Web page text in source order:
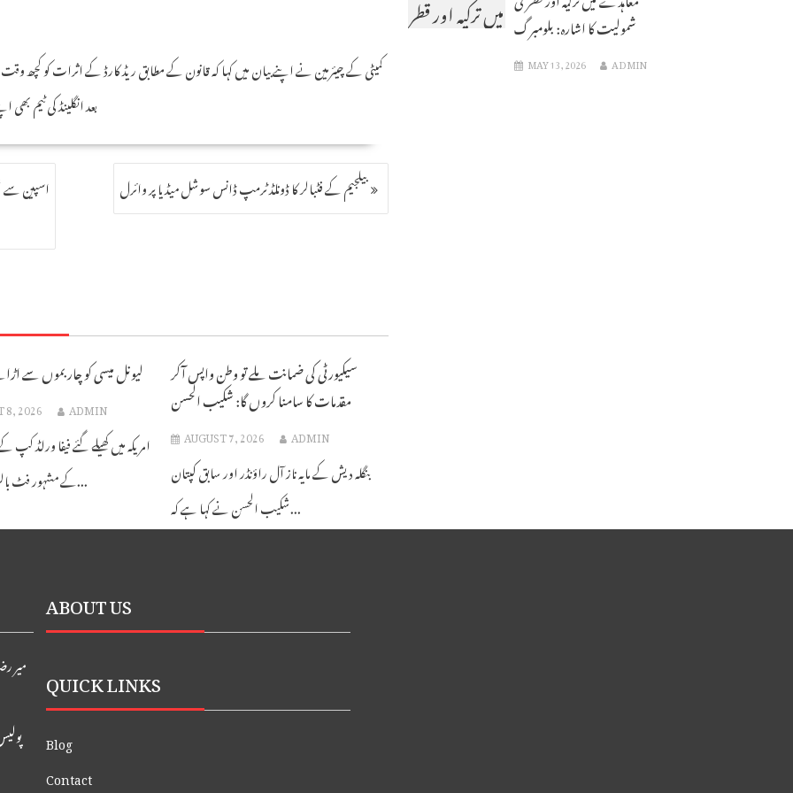
کمیٹی کے چیئرمین نے اپنے بیان میں کہا کہ قانون کے مطابق ریڈ کارڈ کے اثرات کو
بعد انگلینڈ کی ٹیم
اسپین سے
بیلجیم کے فٹبالر کا ڈونلڈ ٹرمپ ڈانس سوشل میڈیا پر وائرل
لیونل میسی کو چار بموں سے
8, 2026 ADMIN
امریکہ میں کھیلے گئے فیفا ورلڈ کپ
کے مشہور فٹ بالر لیونل میسی...
سیکیورٹی کی ضمانت ملے تو وطن واپس آکر
مقدمات کا سامنا کروں گا: شکیب الحسن
AUGUST 7, 2026 ADMIN
بنگلہ دیش کے مایہ ناز آل راؤنڈر اور سابق کپتان
شکیب الحسن نے کہا ہے کہ...
میں ترکیہ اور قطر شمولیت کا اشارہ: بلومبرگ
MAY 13, 2026 ADMIN
میر
ABOUT US
QUICK LINKS
Blog
Contact